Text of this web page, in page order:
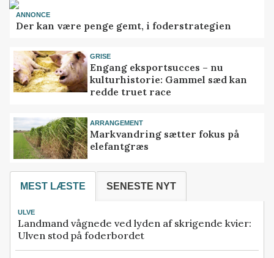
ANNONCE
Der kan være penge gemt, i foderstrategien
GRISE
Engang eksportsucces – nu
kulturhistorie: Gammel sæd kan
redde truet race
ARRANGEMENT
Markvandring sætter fokus på
elefantgræs
MEST LÆSTE SENESTE NYT
ULVE
Landmand vågnede ved lyden af skrigende kvier:
Ulven stod på foderbordet